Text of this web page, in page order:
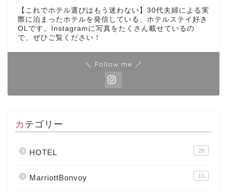
【これでホテル選びはもう迷わない】30代夫婦による実
際に泊まったホテルを発信している、ホテルステイ好き
OLです。Instagramに写真をたくさん載せているの
で、ぜひご覧ください！
＼ Follow me ／
カテゴリー
HOTEL 29
MarriottBonvoy 13